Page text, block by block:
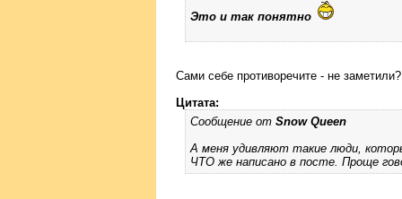
Это и так понятно
Сами себе противоречите - не заметили?
Цитата:
Сообщение от Snow Queen
А меня удивляют такие люди,
ЧТО же написано в посте. Проще